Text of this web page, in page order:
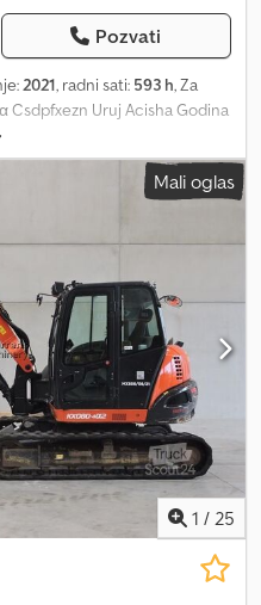
Pozvati
2021, radni sati: 593 h, Za
Csdpfxezn Uruj Acisha Godina
bager, težine 1,7 tona.
cm + 45 cm. Podesivo postolje
Helmut Jakob Pfeifer
Slobodno nas
za koje želite da se neko
o njihovoj valorizaciji.
i veliku međunarodnu mrežu
ni o čemu prilikom
Mali oglas
1 / 25